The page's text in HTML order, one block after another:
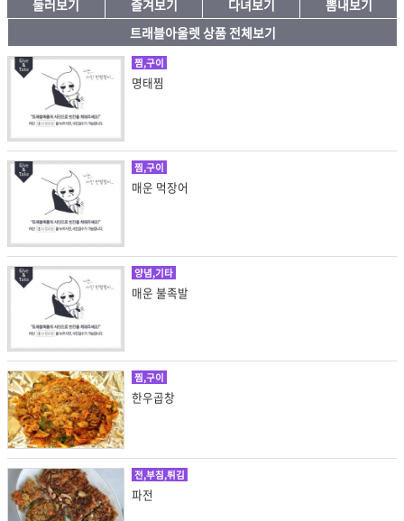
둘러보기
즐겨보기 다녀보기
뽐내보기
트래블아울렛 상품 전체보기
찜,구이
명태찜
찜,구이
매운 먹장어
양념,기타
매운 불족발
찜,구이
한우곱창
전,부침,튀김
파전